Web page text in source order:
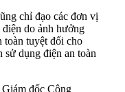
chỉ đạo các đơn vị
do ảnh hưởng
toàn tuyệt đối cho
dụng điện an toàn